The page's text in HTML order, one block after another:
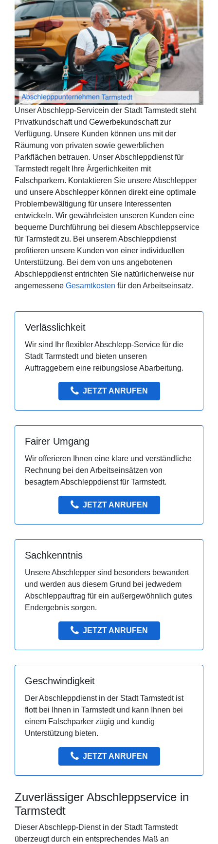
Unser Abschlepp-Servicein der Stadt Tarmstedt steht
Privatkundschaft und Gewerbekundschaft zur
Verfügung. Unsere Kunden können uns mit der
Räumung von privaten sowie gewerblichen
Parkflächen betrauen. Unser Abschleppdienst für
Tarmstedt regelt Ihre Ärgerlichkeiten mit
Falschparkern. Kontaktieren Sie unsere Abschlepper
und unsere Abschlepper können direkt eine optimale
Problembewältigung für unsere Interessenten
entwickeln. Wir gewährleisten unseren Kunden eine
bequeme Durchführung bei diesem Abschleppservice
für Tarmstedt zu. Bei unserem Abschleppdienst
profitieren unsere Kunden von einer individuellen
Unterstützung. Bei dem von uns angebotenen
Abschleppdienst entrichten Sie natürlicherweise nur
angemessene Gesamtkosten für den Arbeitseinsatz.
Verlässlichkeit
Wir sind Ihr flexibler Abschlepp-Service für die
Stadt Tarmstedt und bieten unseren
Auftraggebern eine reibungslose Abarbeitung.
JETZT ANRUFEN
Fairer Umgang
Wir offerieren Ihnen eine klare und verständliche
Rechnung bei den Arbeitseinsätzen von
besagtem Abschleppdienst für Tarmstedt.
JETZT ANRUFEN
Sachkenntnis
Unsere Abschlepper sind besonders bewandert
und werden aus diesem Grund bei jedwedem
Abschleppauftrag für ein außergewöhnlich gutes
Endergebnis sorgen.
JETZT ANRUFEN
Geschwindigkeit
Der Abschleppdienst in der Stadt Tarmstedt ist
flott bei Ihnen in Tarmstedt und kann Ihnen bei
einem Falschparker zügig und kundig
Unterstützung bieten.
JETZT ANRUFEN
Zuverlässiger Abschleppservice in
Tarmstedt
Dieser Abschlepp-Dienst in der Stadt Tarmstedt
überzeugt durch ein entsprechendes Maß an